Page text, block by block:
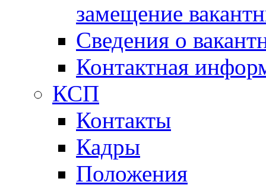
замещение
Сведения о
Контактная
КСП
Контакты
Кадры
Положения